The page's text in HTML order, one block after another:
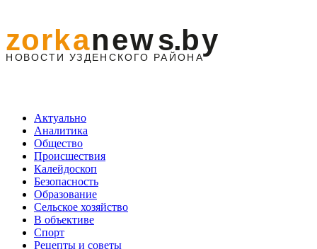
Актуально
Аналитика
Общество
Происшествия
Калейдоскоп
Безопасность
Образование
Сельское хозяйство
В объективе
Спорт
Рецепты и советы